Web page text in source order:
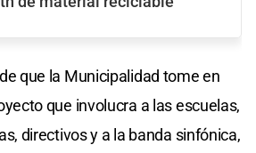
que la Municipalidad tome en
que involucra a las escuelas,
directivos y a la banda sinfónica,